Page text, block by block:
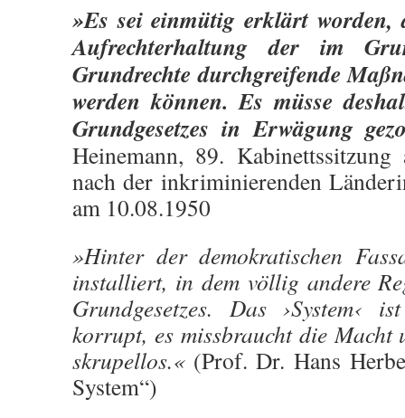
»Es sei einmütig erklärt worden,
Aufrechterhaltung der im
Grundrechte durchgreifende
werden können. Es müsse
Grundgesetzes in Erwägung
Heinemann, 89.
nach der inkriminierenden
am 10.08.1950
»Hinter der demokratischen
installiert, in dem völlig andere
Grundgesetzes. Das ›System‹
korrupt, es missbraucht die
skrupellos.« (Prof. Dr. Hans
System“)